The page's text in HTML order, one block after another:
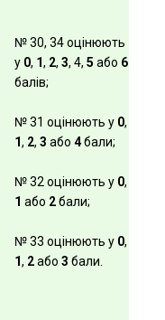
№ 30, 34 оцінюють
у 0, 1, 2, 3, 4, 5 або 6
балів;
№ 31 оцінюють у 0,
1, 2, 3 або 4бали;
№ 32 оцінюють у 0,
1 або 2бали;
№ 33 оцінюють у 0,
1, 2або 3 бали.